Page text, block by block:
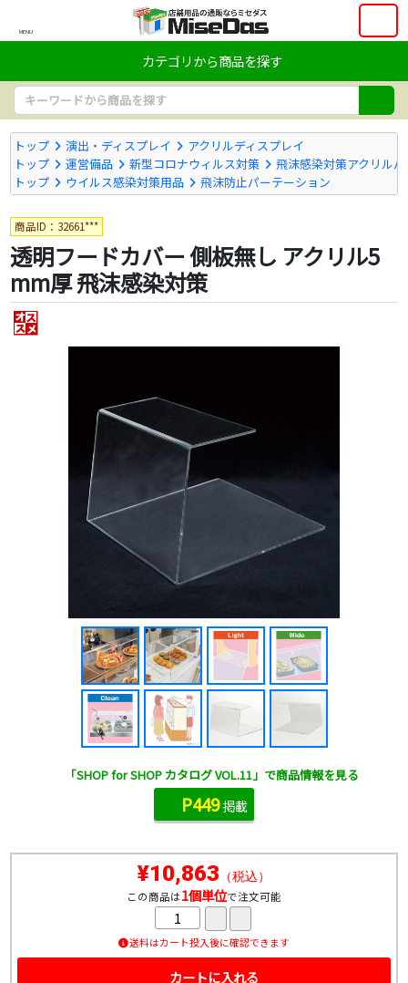
MENU
カテゴリから商品を探す
トップ 演出・ディスプレイ
アクリルディスプレイ
トップ
運営備品 新型コロナウィルス対策
飛沫感染対策アクリル
トップ
ウイルス感染対策用品 飛沫防止パーテーション
商品ID：32661***
透明フードカバー 側板無し アクリル5
mm厚 飛沫感染対策
¥10,863 （税込）
この商品は1個単位で注文可能
送料はカート投入後に確認できます
カートに入れる
「SHOP for SHOP カタログ VOL.11」で商品情報を見る
P449掲載